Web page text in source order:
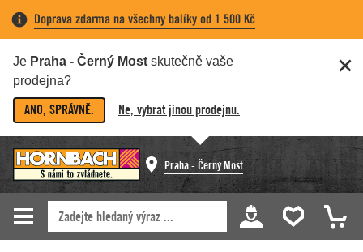
Doprava zdarma na všechny balíky od 1 500 Kč
Je Praha - Černý Most skutečně vaše
prodejna?
ANO, SPRÁVNĚ. Ne, vybrat jinou prodejnu.
Praha - Černý Most